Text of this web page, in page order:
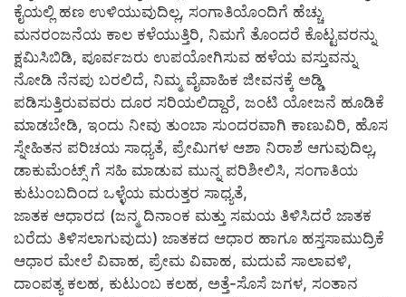
ಕೈಯಲ್ಲಿ ಹಣ ಉಳಿಯುವುದಿಲ್ಲ, ಸಂಗಾತಿಯೊಂದಿಗೆ ಹೆಚ್ಚು
ಮನರಂಜನೆಯ ಕಾಲ ಕಳೆಯುತ್ತಿರಿ, ನಿಮಗೆ ತೊಂದರೆ ಕೊಟ್ಟವರನ್ನು
ಕ್ಷಮಿಸಿಬಿಡಿ, ಪೂರ್ವಜರು ಉಪಯೋಗಿಸುವ ಹಳೆಯ ವಸ್ತುವನ್ನು
ನೋಡಿ ನೆನಪು ಬರಲಿದೆ, ನಿಮ್ಮ ವೈವಾಹಿಕ ಜೀವನಕ್ಕೆ ಅಡ್ಡಿ
ಪಡಿಸುತ್ತಿರುವವರು ದೂರ ಸರಿಯಲಿದ್ದಾರೆ, ಜಂಟಿ ಯೋಜನೆ ಹೂಡಿಕೆ
ಮಾಡಬೇಡಿ, ಇಂದು ನೀವು ತುಂಬಾ ಸುಂದರವಾಗಿ ಕಾಣುವಿರಿ, ಹೊಸ
ಸ್ನೇಹಿತನ ಪರಿಚಯ ಸಾಧ್ಯತೆ, ಪ್ರೇಮಿಗಳ ಆಶಾ ನಿರಾಶೆ ಆಗುವುದಿಲ್ಲ,
ಡಾಕುಮೆಂಟ್ಸ್ ಗೆ ಸಹಿ ಮಾಡುವ ಮುನ್ನ ಪರಿಶೀಲಿಸಿ, ಸಂಗಾತಿಯ
ಕುಟುಂಬದಿಂದ ಒಳ್ಳೆಯ ಮರುತ್ತರ ಸಾಧ್ಯತೆ,
ಜಾತಕ ಆಧಾರದ (ಜನ್ಮ ದಿನಾಂಕ ಮತ್ತು ಸಮಯ ತಿಳಿಸಿದರೆ ಜಾತಕ
ಬರೆದು ತಿಳಿಸಲಾಗುವುದು) ಜಾತಕದ ಆಧಾರ ಹಾಗೂ ಹಸ್ತಸಾಮುದ್ರಿಕೆ
ಆಧಾರ ಮೇಲೆ ವಿವಾಹ, ಪ್ರೇಮ ವಿವಾಹ, ಮದುವೆ ಸಾಲಾವಳಿ,
ದಾಂಪತ್ಯ ಕಲಹ, ಕುಟುಂಬ ಕಲಹ, ಅತ್ತೆ-ಸೊಸೆ ಜಗಳ, ಸಂತಾನ